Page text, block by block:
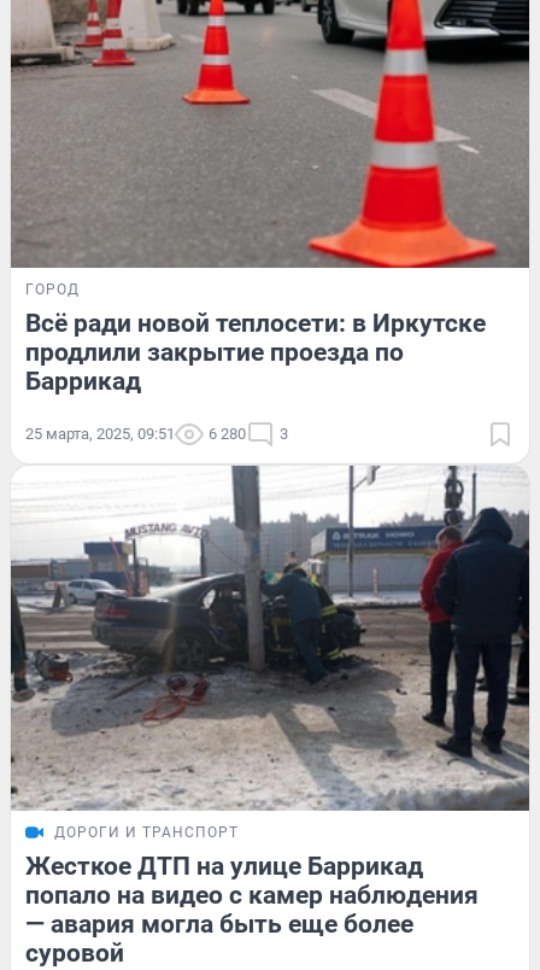
ГОРОД
Всё ради новой теплосети: в Иркутске
продлили закрытие проезда по
Баррикад
25 марта, 2025, 09:51 6 280 3
ДОРОГИ И ТРАНСПОРТ
Жесткое ДТП на улице Баррикад
попало на видео с камер наблюдения
— авария могла быть еще более
суровой